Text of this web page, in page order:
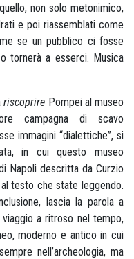
non solo metonimico,
e poi riassemblati come
se un pubblico ci fosse
tornerà a esserci. Musica
riscoprire Pompei al museo
campagna di scavo
immagini “dialettiche”, si
in cui questo museo
Napoli descritta da Curzio
testo che state leggendo.
lascia la parola a
a ritroso nel tempo,
moderno e antico in cui
nell’archeologia, ma